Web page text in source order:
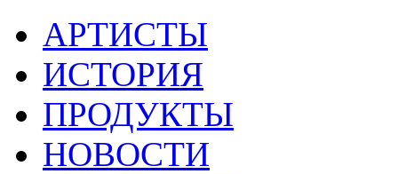
АРТИСТЫ
ИСТОРИЯ
ПРОДУКТЫ
НОВОСТИ